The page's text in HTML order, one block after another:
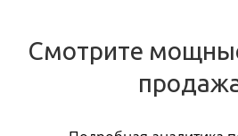
Смотрите